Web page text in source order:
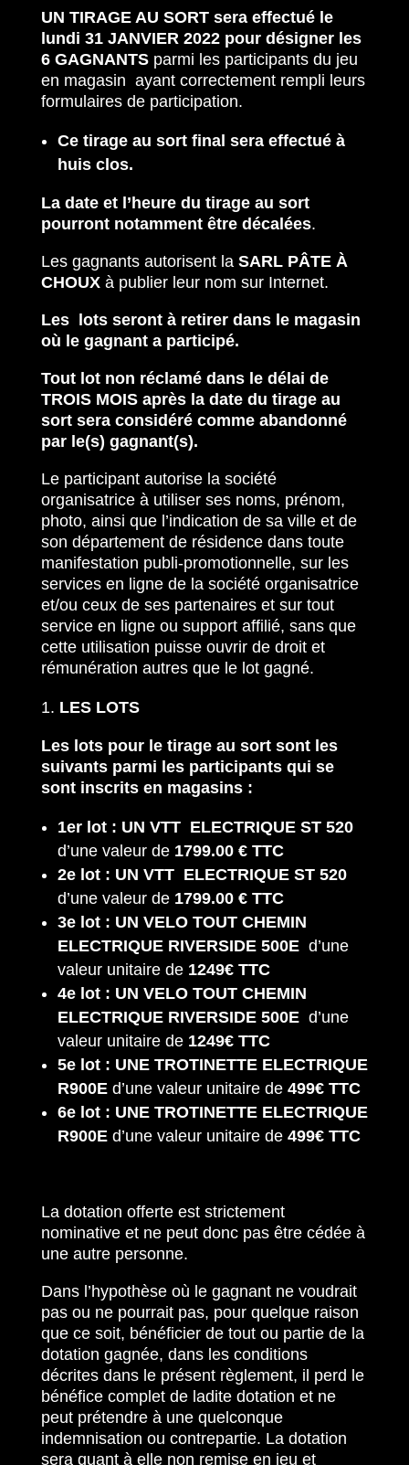
UN TIRAGE AU SORT sera effectué le
lundi 31 JANVIER 2022 pour désigner les
6 GAGNANTSparmi les participants du jeu
en magasin ayant correctement rempli leurs
formulaires de participation.
Ce tirage au sort final sera effectué à
huis clos.
La date et l’heure du tirage au sort
pourront notamment être décalées.
Les gagnants autorisent la SARL PÂTE À
CHOUX à publier leur nom sur Internet.
Les lots seront à retirer dans le magasin
où le gagnant a participé.
Tout lot non réclamé dans le délai de
TROIS MOIS après la date du tirage au
sort sera considéré comme abandonné
par le(s) gagnant(s).
Le participant autorise la société
organisatrice à utiliser ses noms, prénom,
photo, ainsi que l’indication de sa ville et de
son département de résidence dans toute
manifestation publi-promotionnelle, sur les
services en ligne de la société organisatrice
et/ou ceux de ses partenaires et sur tout
service en ligne ou support affilié, sans que
cette utilisation puisse ouvrir de droit et
rémunération autres que le lot gagné.
LES LOTS
Les lots pour le tirage au sort sont les
suivants parmi les participants qui se
sont inscrits en magasins :
1erlot : UN VTT ELECTRIQUE ST 520
d’une valeur de1799.00 € TTC
2elot : UN VTT ELECTRIQUE ST 520
d’une valeur de1799.00 € TTC
3elot : UN VELO TOUT CHEMIN
ELECTRIQUE RIVERSIDE 500E d’une
valeur unitaire de1249€ TTC
4elot : UN VELO TOUT CHEMIN
ELECTRIQUE RIVERSIDE 500E d’une
valeur unitaire de1249€ TTC
5elot : UNE TROTINETTE ELECTRIQUE
R900E d’une valeur unitaire de499€ TTC
6elot : UNE TROTINETTE ELECTRIQUE
R900E d’une valeur unitaire de499€ TTC
La dotation offerte est strictement
nominative et ne peut donc pas être cédée à
une autre personne.
Dans l’hypothèse où le gagnant ne voudrait
pas ou ne pourrait pas, pour quelque raison
que ce soit, bénéficier de tout ou partie de la
dotation gagnée, dans les conditions
décrites dans le présent règlement, il perd le
bénéfice complet de ladite dotation et ne
peut prétendre à une quelconque
indemnisation ou contrepartie. La dotation
sera quant à elle non remise en jeu et